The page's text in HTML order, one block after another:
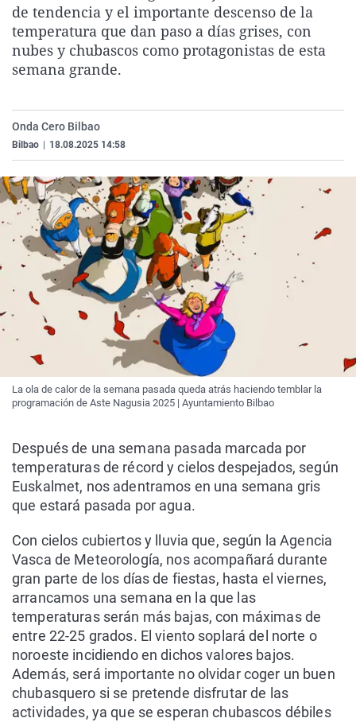
La rosa de los vientos
Gente viajera
Caso
Retornados
Extremadura
Galicia
Virales
Televisión
de tendencia y el importante descenso de la
temperatura que dan paso a días grises, con
nubes y chubascos como protagonistas de esta
semana grande.
Onda Cero Bilbao
Bilbao 18.08.2025 14:58
La ola de calor de la semana pasada queda atrás haciendo temblar la
programación de Aste Nagusia 2025 | Ayuntamiento Bilbao
Después de una semana pasada marcada por
temperaturas de récord y cielos despejados, según
Euskalmet, nos adentramos en una semana gris
que estará pasada por agua.
Con cielos cubiertos y lluvia que, según la Agencia
Vasca de Meteorología, nos acompañará durante
gran parte de los días de fiestas, hasta el viernes,
arrancamos una semana en la que las
temperaturas serán más bajas, con máximas de
entre 22-25 grados. El viento soplará del norte o
noroeste incidiendo en dichos valores bajos.
Además, será importante no olvidar coger un buen
chubasquero si se pretende disfrutar de las
actividades, ya que se esperan chubascos débiles